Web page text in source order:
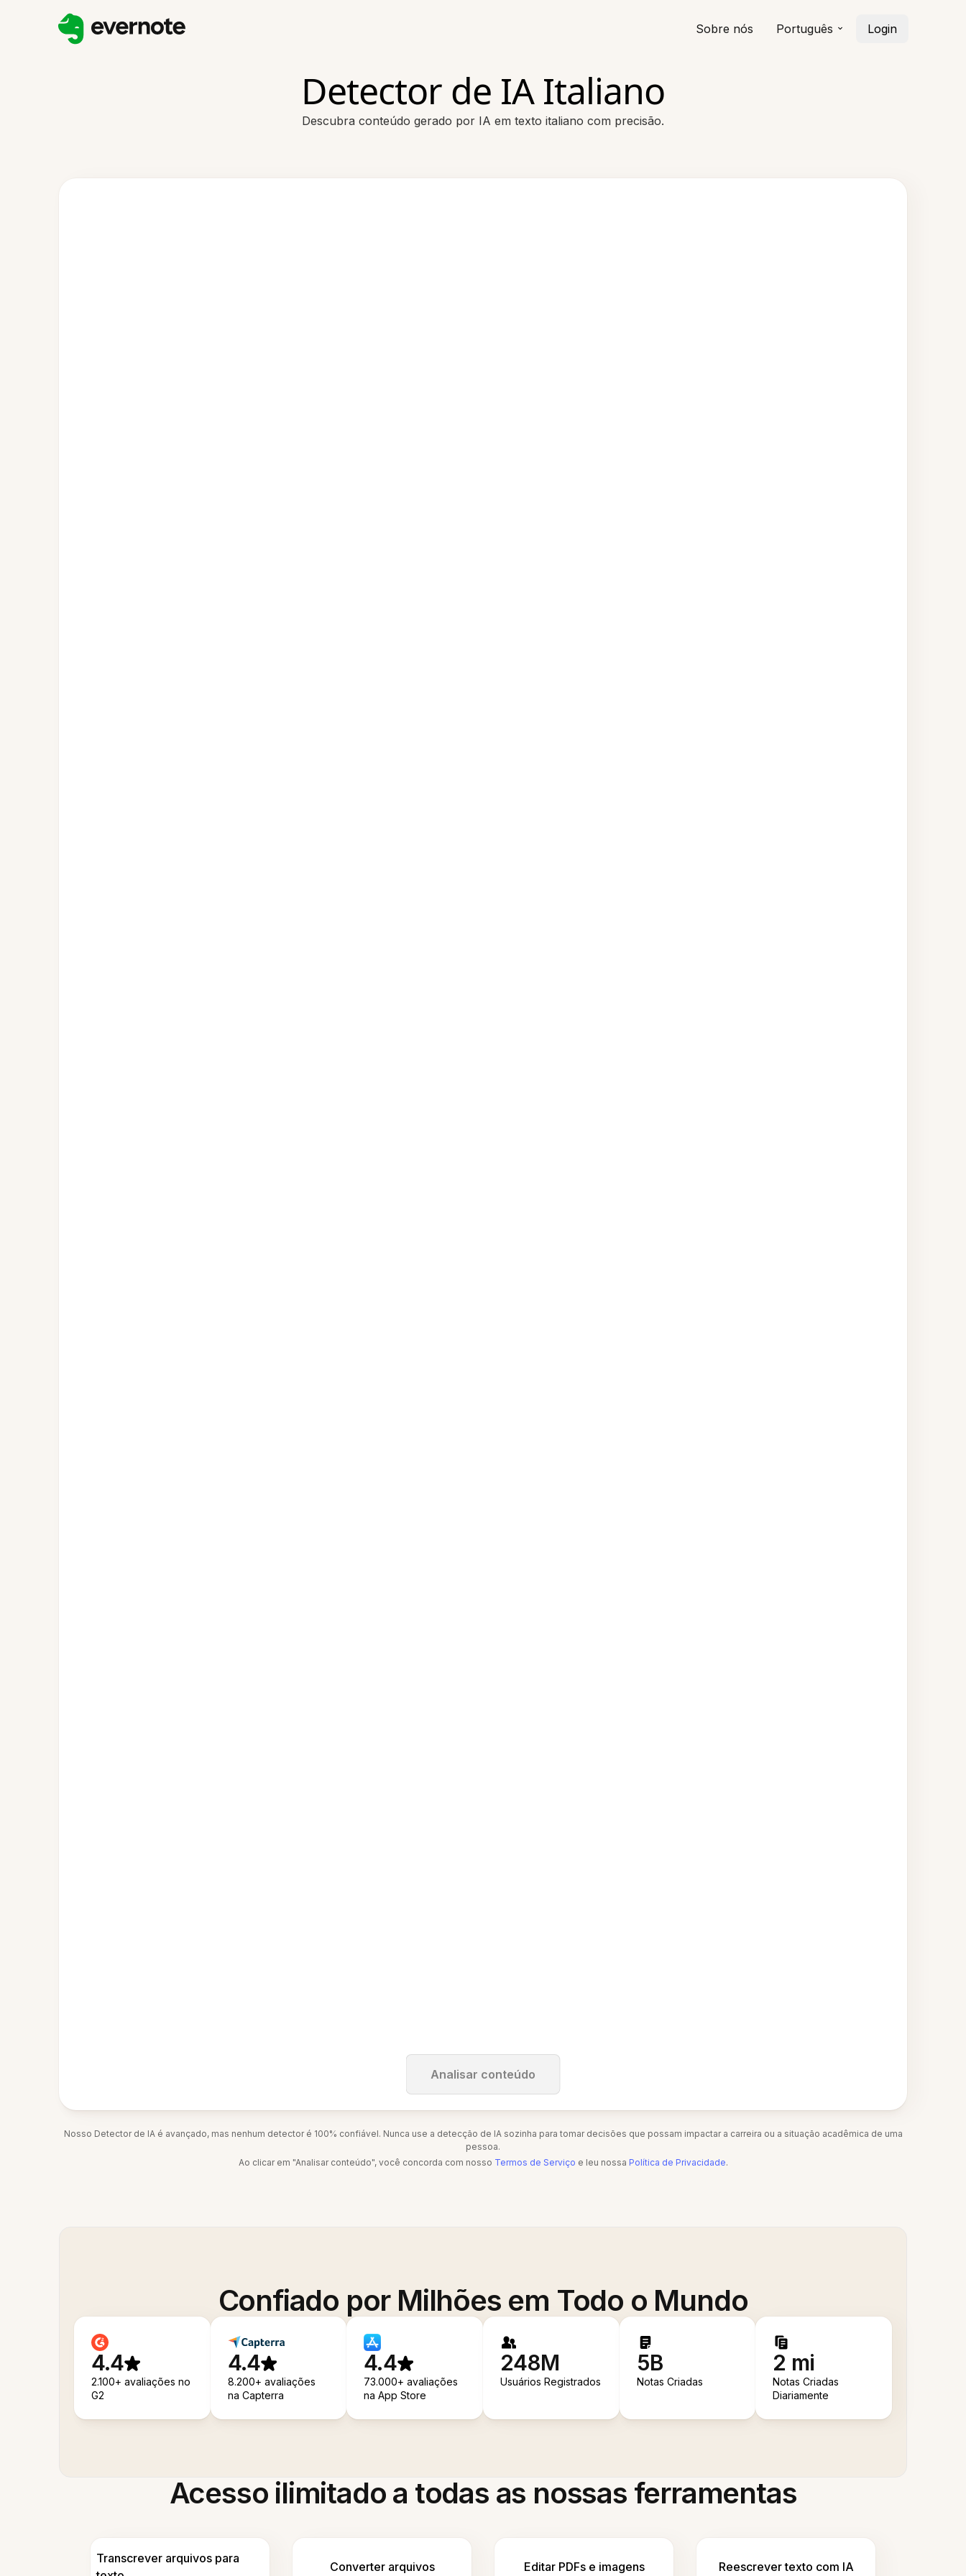
Sobre nós Português Login
Detector de IA Italiano
Descubra conteúdo gerado por IA em texto italiano com precisão.
Analisar conteúdo
Nosso Detector de IA é avançado, mas nenhum detector é 100% confiável. Nunca use a detecção de IA sozinha para tomar decisões que possam impactar a carreira ou a situação acadêmica de uma
pessoa.
Ao clicar em "Analisar conteúdo", você concorda com nosso Termos de Serviço e leu nossa Política de Privacidade.
Confiado por Milhões em Todo o Mundo
4.4
2.100+ avaliações no
G2
4.4
8.200+ avaliações
na Capterra
4.4
73.000+ avaliações
na App Store
248M
Usuários Registrados
5B
Notas Criadas
2 mi
Notas Criadas
Diariamente
Acesso ilimitado a todas as nossas ferramentas
Transcrever arquivos para
Converter arquivos Editar PDFs e imagens Reescrever texto com IA